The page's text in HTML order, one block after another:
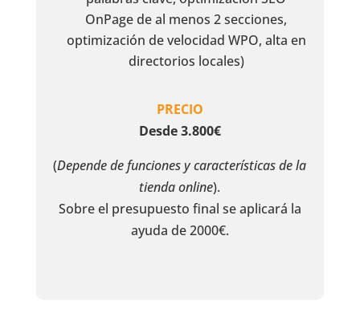
OnPage de al menos 2 secciones,
optimización de velocidad WPO, alta en
directorios locales)
PRECIO
Desde 3.800€
(Depende de funciones y características de la
tienda online).
Sobre el presupuesto final se aplicará la
ayuda de 2000€.